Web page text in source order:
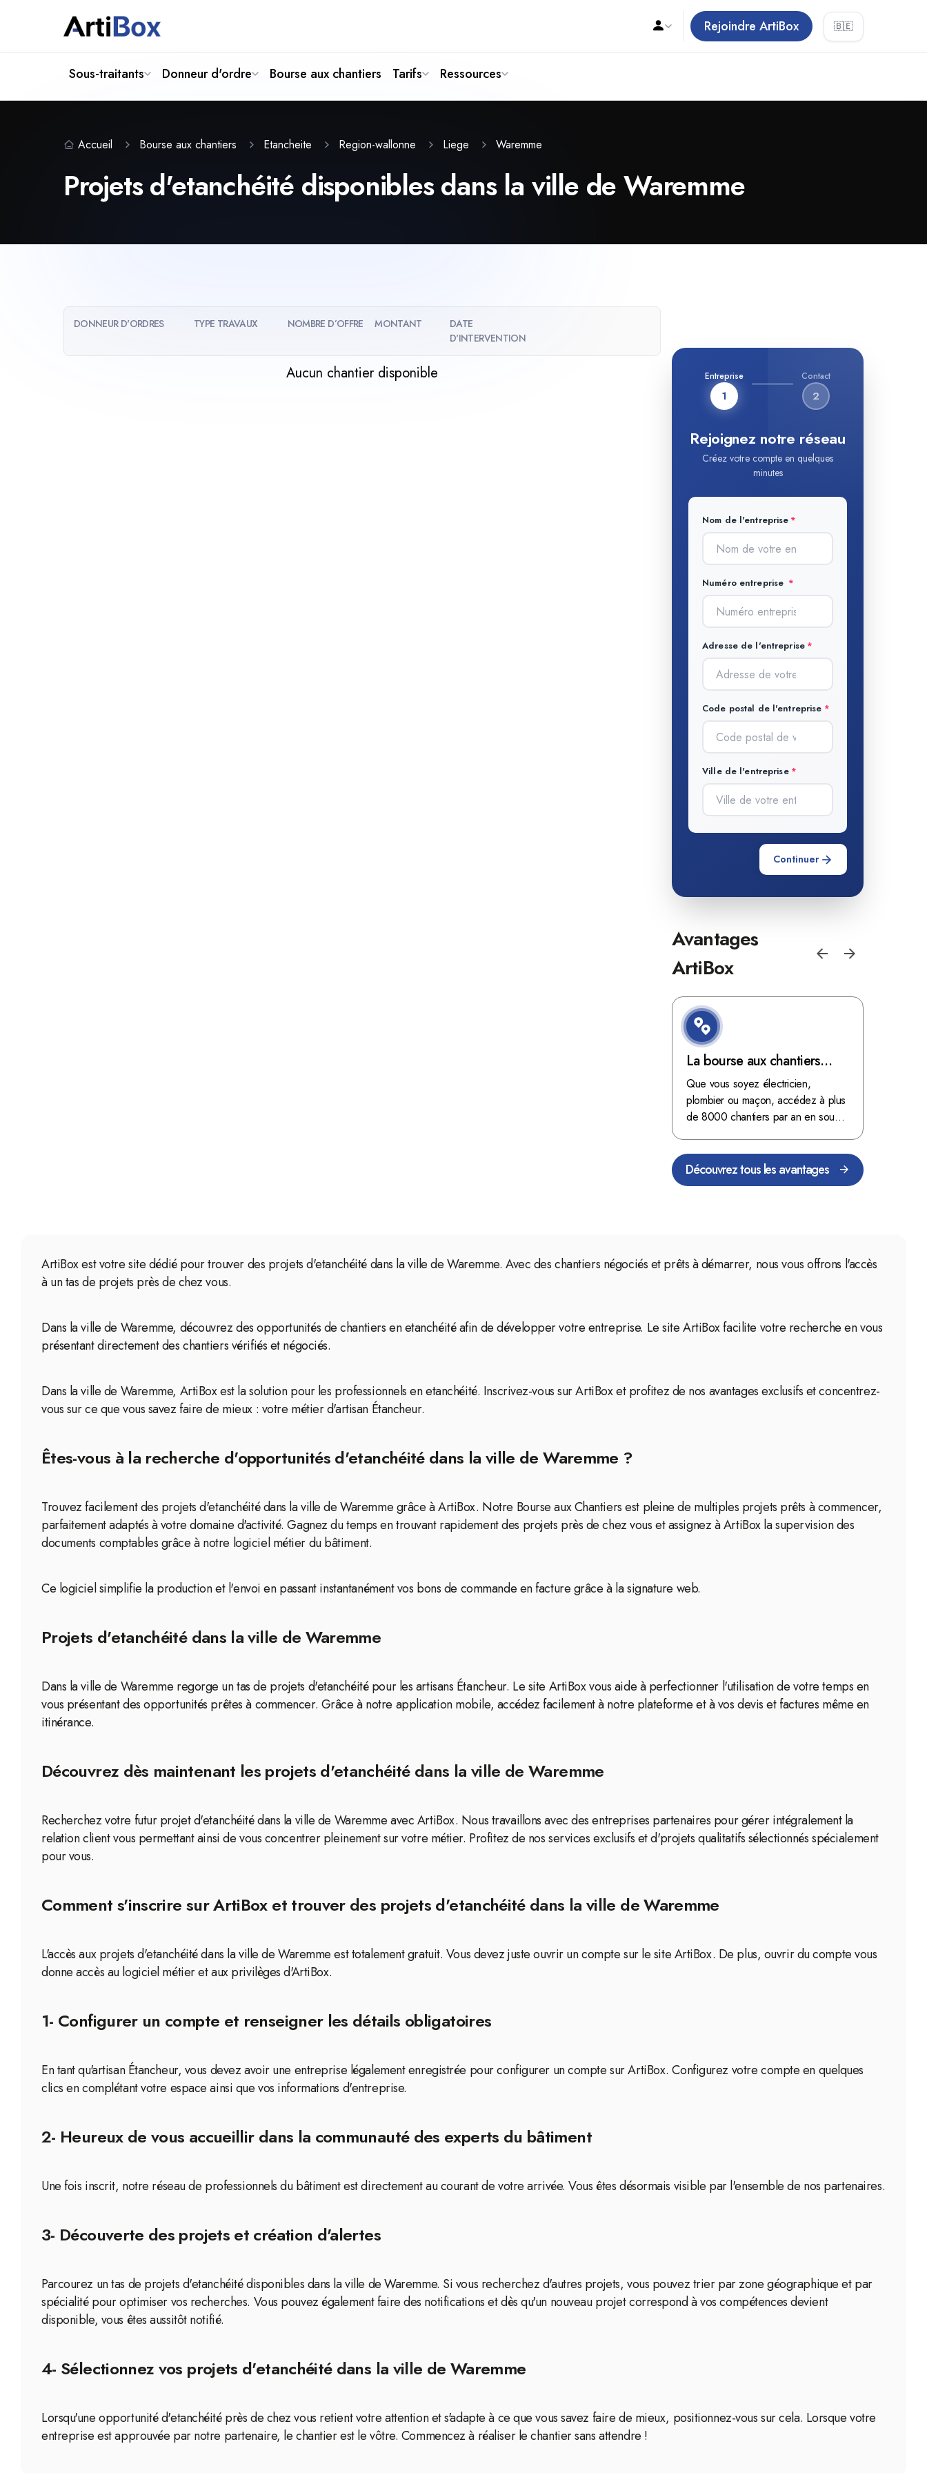
Rejoindre ArtiBox 🇧🇪
Sous-traitants Donneur d'ordre Bourse aux chantiers Tarifs Ressources
Accueil Bourse aux chantiers Etancheite Region-wallonne Liege Waremme
Projets d'etanchéité disponibles dans la ville de Waremme
DONNEUR D'ORDRES TYPE TRAVAUX NOMBRE D’OFFRE MONTANT
DATE
D'INTERVENTION
Aucun chantier disponible Entreprise
1
Contact
2
Rejoignez notre réseau
Créez votre compte en quelques
minutes
Nom de l'entreprise
Numéro entreprise
Adresse de l'entreprise
Code postal de l'entreprise
Ville de l'entreprise
Continuer
Avantages
ArtiBox
La bourse aux chantiers
d'ArtiBox Belgique, véritable
mine d'or !
Que vous soyez électricien,
plombier ou maçon, accédez à plus
de 8000 chantiers par an en sous-
Découvrez tous les avantages
ArtiBox est votre site dédié pour trouver des projets d'etanchéité dans la ville de Waremme. Avec des chantiers négociés et prêts à démarrer, nous vous offrons l'accès
à un tas de projets près de chez vous.
Dans la ville de Waremme, découvrez des opportunités de chantiers en etanchéité afin de développer votre entreprise. Le site ArtiBox facilite votre recherche en vous
présentant directement des chantiers vérifiés et négociés.
Dans la ville de Waremme, ArtiBox est la solution pour les professionnels en etanchéité. Inscrivez-vous sur ArtiBox et profitez de nos avantages exclusifs et concentrez-
vous sur ce que vous savez faire de mieux : votre métier d'artisan Étancheur.
Êtes-vous à la recherche d'opportunités d'etanchéité dans la ville de Waremme ?
Trouvez facilement des projets d'etanchéité dans la ville de Waremme grâce à ArtiBox. Notre Bourse aux Chantiers est pleine de multiples projets prêts à commencer,
parfaitement adaptés à votre domaine d'activité. Gagnez du temps en trouvant rapidement des projets près de chez vous et assignez à ArtiBox la supervision des
documents comptables grâce à notre logiciel métier du bâtiment.
Ce logiciel simplifie la production et l'envoi en passant instantanément vos bons de commande en facture grâce à la signature web.
Projets d'etanchéité dans la ville de Waremme
Dans la ville de Waremme regorge un tas de projets d'etanchéité pour les artisans Étancheur. Le site ArtiBox vous aide à perfectionner l'utilisation de votre temps en
vous présentant des opportunités prêtes à commencer. Grâce à notre application mobile, accédez facilement à notre plateforme et à vos devis et factures même en
itinérance.
Découvrez dès maintenant les projets d'etanchéité dans la ville de Waremme
Recherchez votre futur projet d'etanchéité dans la ville de Waremme avec ArtiBox. Nous travaillons avec des entreprises partenaires pour gérer intégralement la
relation client vous permettant ainsi de vous concentrer pleinement sur votre métier. Profitez de nos services exclusifs et d'projets qualitatifs sélectionnés spécialement
pour vous.
Comment s'inscrire sur ArtiBox et trouver des projets d'etanchéité dans la ville de Waremme
L'accès aux projets d'etanchéité dans la ville de Waremme est totalement gratuit. Vous devez juste ouvrir un compte sur le site ArtiBox. De plus, ouvrir du compte vous
donne accès au logiciel métier et aux privilèges d'ArtiBox.
1- Configurer un compte et renseigner les détails obligatoires
En tant qu'artisan Étancheur, vous devez avoir une entreprise légalement enregistrée pour configurer un compte sur ArtiBox. Configurez votre compte en quelques
clics en complétant votre espace ainsi que vos informations d'entreprise.
2- Heureux de vous accueillir dans la communauté des experts du bâtiment
Une fois inscrit, notre réseau de professionnels du bâtiment est directement au courant de votre arrivée. Vous êtes désormais visible par l'ensemble de nos partenaires.
3- Découverte des projets et création d'alertes
Parcourez un tas de projets d'etanchéité disponibles dans la ville de Waremme. Si vous recherchez d'autres projets, vous pouvez trier par zone géographique et par
spécialité pour optimiser vos recherches. Vous pouvez également faire des notifications et dès qu'un nouveau projet correspond à vos compétences devient
disponible, vous êtes aussitôt notifié.
4- Sélectionnez vos projets d'etanchéité dans la ville de Waremme
Lorsqu'une opportunité d'etanchéité près de chez vous retient votre attention et s'adapte à ce que vous savez faire de mieux, positionnez-vous sur cela. Lorsque votre
entreprise est approuvée par notre partenaire, le chantier est le vôtre. Commencez à réaliser le chantier sans attendre !